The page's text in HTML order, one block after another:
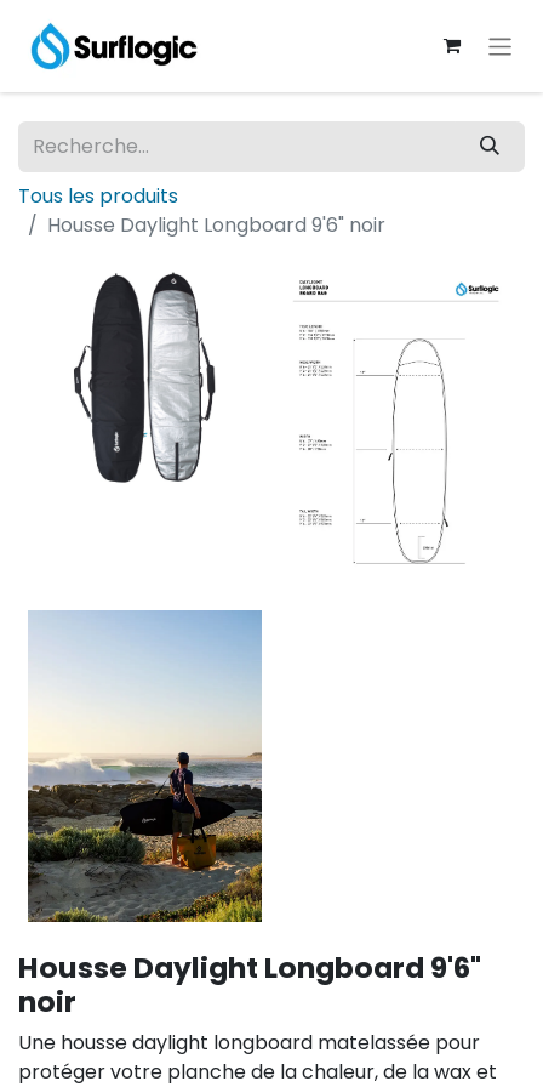
Tous les produits
Housse Daylight Longboard 9'6" noir
Housse Daylight Longboard 9'6"
noir
Une housse daylight longboard matelassée pour
protéger votre planche de la chaleur, de la wax et